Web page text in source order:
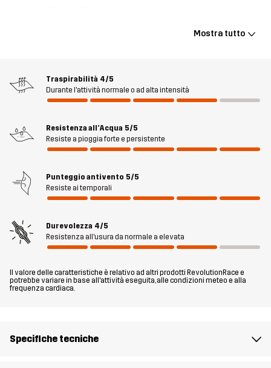
La Silence Proshell Dog Jacket è realizzata nello stesso materiale
Hypershell® Pro impermeabile, antivento e molto traspirante, tiene
il tuo cane comodamente all’asciutto anche in condizioni difficili. La
giacca è regolabile sul collo e sul retro per una vestibilità perfetta
Un’apertura con zip sul collo permette di attaccare un guinzaglio
facilmente. Finitura con un piping riflettente per aumentare la
comfort. La Silence Proshell Dog Jacket è una protezione affidabile
da pioggia, vento e fango, per le avventure in tutto l’anno.
Fit REGULAR
Materiale 1
Fodera 1 95% Poliestere (Riciclato), 5% Poliestere
Mostra tutto
Traspirabilità 4/5
Durante l'attività normale o ad alta intensità
Resistenza all’Acqua 5/5
Resiste a pioggia forte e persistente
Punteggio antivento 5/5
Resiste ai temporali
Durevolezza 4/5
Resistenza all'usura da normale a elevata
Il valore delle caratteristiche è relativo ad altri prodotti RevolutionRace e
potrebbe variare in base all'attività eseguita, alle condizioni meteo e alla
frequenza cardiaca.
Specifiche tecniche